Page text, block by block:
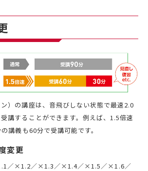
）の講座は、音飛びしない状態で最速2.0
講することができます。例えば、1.5倍速
講義も60分で受講可能です。
変更
／×1.2／×1.3／×1.4／×1.5／×1.6／